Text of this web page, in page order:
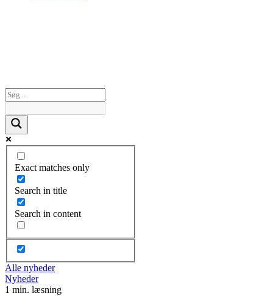
Exact matches only
Search in title
Search in content
Alle nyheder
Nyheder
1 min. læsning